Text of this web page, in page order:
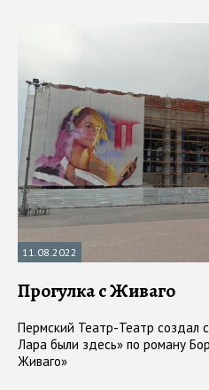
11.08.2022
Прогулка с Живаго
Пермский Театр-Театр создал
Лара были здесь» по роману
Живаго»